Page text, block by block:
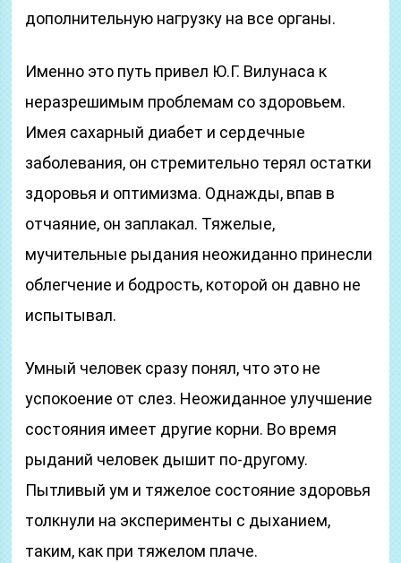
дополнительную нагрузку на все органы.
Именно это путь привел Ю.Г. Вилунаса к
неразрешимым проблемам со здоровьем.
Имея сахарный диабет и сердечные
заболевания, он стремительно терял остатки
здоровья и оптимизма. Однажды, впав в
отчаяние, он заплакал. Тяжелые,
мучительные рыдания неожиданно принесли
облегчение и бодрость, которой он давно не
испытывал.
Умный человек сразу понял, что это не
успокоение от слез. Неожиданное улучшение
состояния имеет другие корни. Во время
рыданий человек дышит по-другому.
Пытливый ум и тяжелое состояние здоровья
толкнули на эксперименты с дыханием,
таким, как при тяжелом плаче.